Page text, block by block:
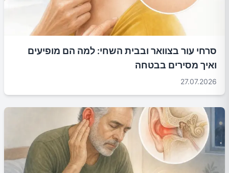
סרחי עור בצוואר ובבית השחי: למה הם מופיעים
ואיך מסירים בבטחה
27.07.2026